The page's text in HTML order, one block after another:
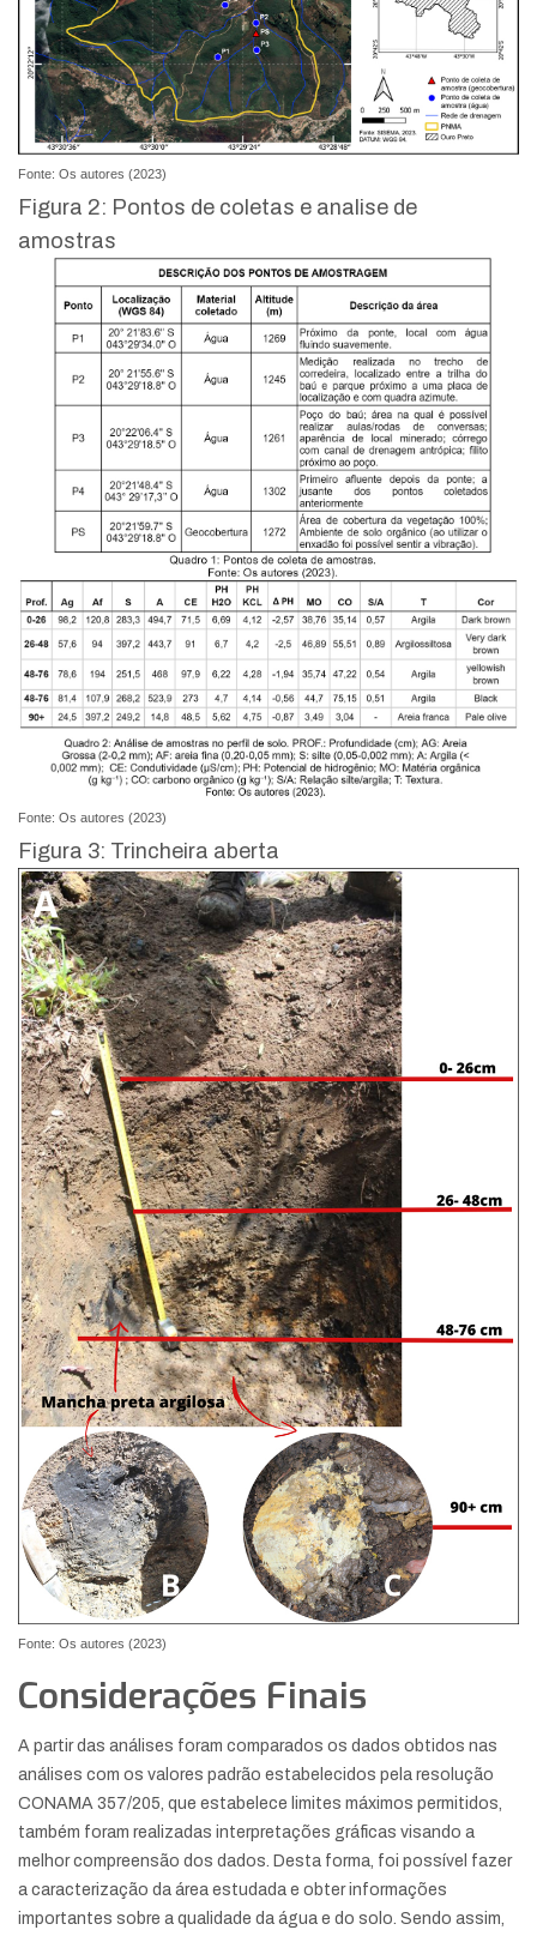
Fonte: Os autores (2023)
Figura 2: Pontos de coletas e analise de
amostras
Fonte: Os autores (2023)
Figura 3: Trincheira aberta
Fonte: Os autores (2023)
Considerações Finais
A partir das análises foram comparados os dados obtidos nas
análises com os valores padrão estabelecidos pela resolução
CONAMA 357/205, que estabelece limites máximos permitidos,
também foram realizadas interpretações gráficas visando a
melhor compreensão dos dados. Desta forma, foi possível fazer
a caracterização da área estudada e obter informações
importantes sobre a qualidade da água e do solo. Sendo assim,